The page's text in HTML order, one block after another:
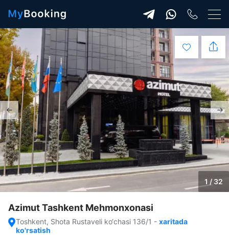
1 / 32
Azimut Tashkent Mehmonxonasi
Toshkent, Shota Rustaveli ko‘chasi 136/1 - xaritada
ko'rsatish